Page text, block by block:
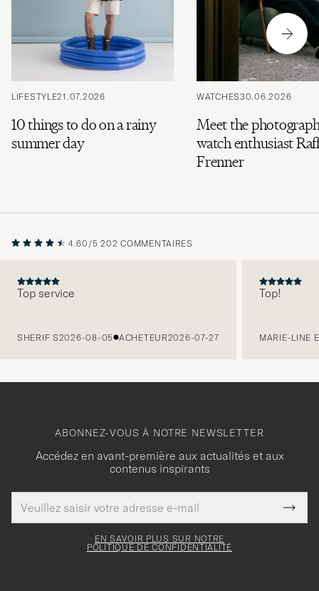
LIFESTYLE21.07.2026
10 things to do on a rainy
summer day
WATCHES30.06.2026
Meet the
watch enthusiast
Frenner
4.60/5 202 COMMENTAIRES
Top service
SHERIF S2026-08-05 ACHETEUR2026-07-27
Top!
MARIE-LINE
ABONNEZ-VOUS À NOTRE NEWSLETTER
Accédez en avant-première aux actualités et aux
contenus inspirants
de
courrier
Merci
pour
EN SAVOIR PLUS SUR NOTRE
POLITIQUE DE CONFIDENTIALITÉ